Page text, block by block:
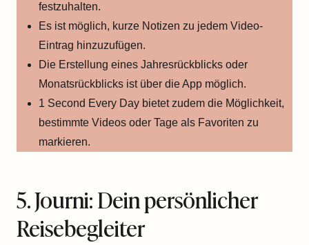
festzuhalten.
Es ist möglich, kurze Notizen zu jedem Video-
Eintrag hinzuzufügen.
Die Erstellung eines Jahresrückblicks oder
Monatsrückblicks ist über die App möglich.
1 Second Every Day bietet zudem die Möglichkeit,
bestimmte Videos oder Tage als Favoriten zu
markieren.
5. Journi: Dein persönlicher
Reisebegleiter